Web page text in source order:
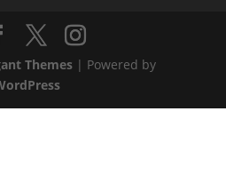
Themes| Powered by